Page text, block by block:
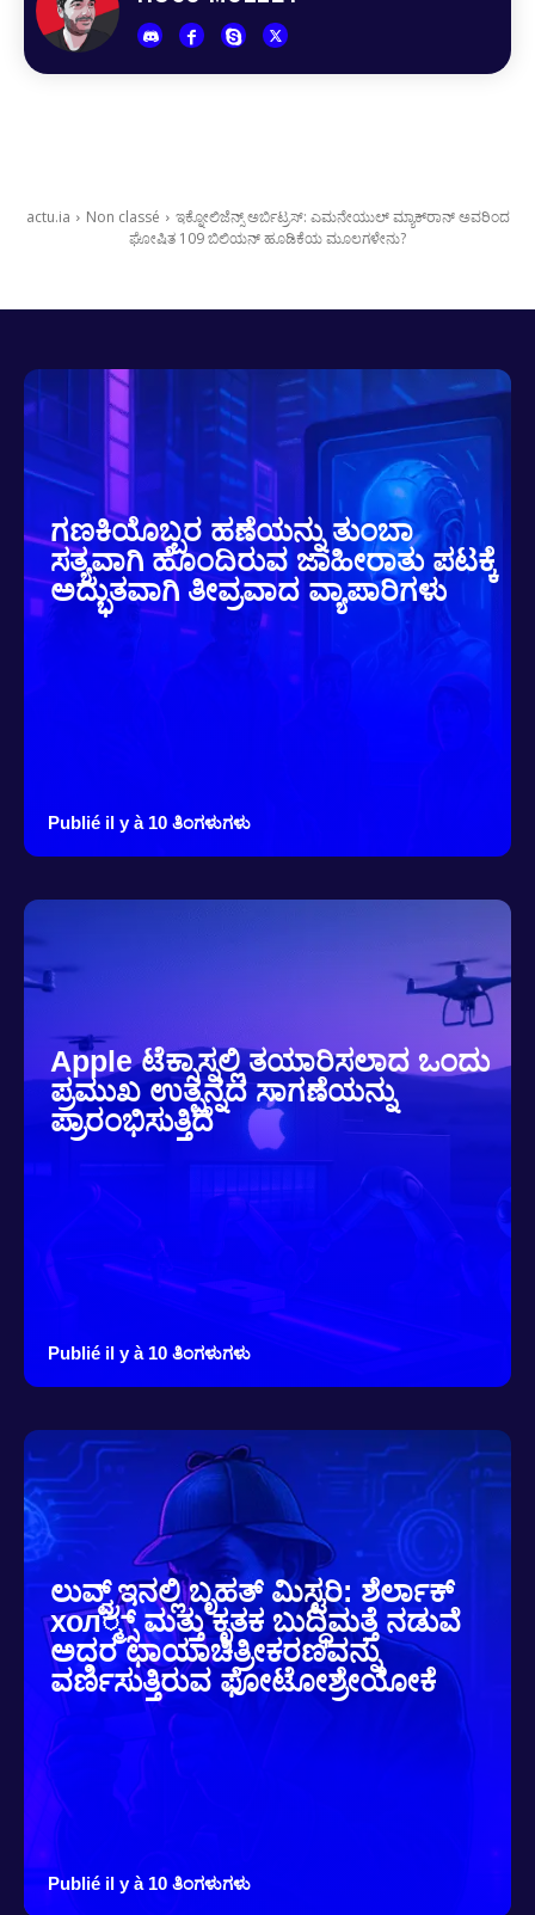
actu.ia Non classé
ಇಕ್ನೋಲಿಜೆನ್ಸ್ ಅರ್ಬಿಟ್ರಸ್: ಎಮನೇಯುಲ್ ಮ್ಯಾಕ್‌ರಾನ್ ಅವರಿಂದ
ಘೋಷಿತ 109 ಬಿಲಿಯನ್ ಹೂಡಿಕೆಯ ಮೂಲಗಳೇನು?
ಗಣಕಿಯೊಬ್ಬರ ಹಣೆಯನ್ನು ತುಂಬಾ
ಸತ್ಯವಾಗಿ ಹೊಂದಿರುವ ಜಾಹೀರಾತು ಪಟಕ್ಕೆ
ಅದ್ಭುತವಾಗಿ ತೀವ್ರವಾದ ವ್ಯಾಪಾರಿಗಳು
Publié il y à 10 ತಿಂಗಳುಗಳು
Apple ಟೆಕ್ಸಾಸ್ನಲ್ಲಿ ತಯಾರಿಸಲಾದ ಒಂದು
ಪ್ರಮುಖ ಉತ್ಪನ್ನದ ಸಾಗಣೆಯನ್ನು
ಪ್ರಾರಂಭಿಸುತ್ತಿದೆ
Publié il y à 10 ತಿಂಗಳುಗಳು
ಲುವ್ವ್ರ್ಇನಲ್ಲಿ ಬೃಹತ್ ಮಿಸ್ಟರಿ: ಶೆರ್ಲಾಕ್
хол್ಮ್ಸ್ ಮತ್ತು ಕೃತಕ ಬುದ್ಧಿಮತ್ತೆ ನಡುವೆ
ಅದರ ಛಾಯಾಚಿತ್ರೀಕರಣವನ್ನು
ವರ್ಣಿಸುತ್ತಿರುವ ಫೋಟೋಶ್ರೇಯೋಕೆ
Publié il y à 10 ತಿಂಗಳುಗಳು